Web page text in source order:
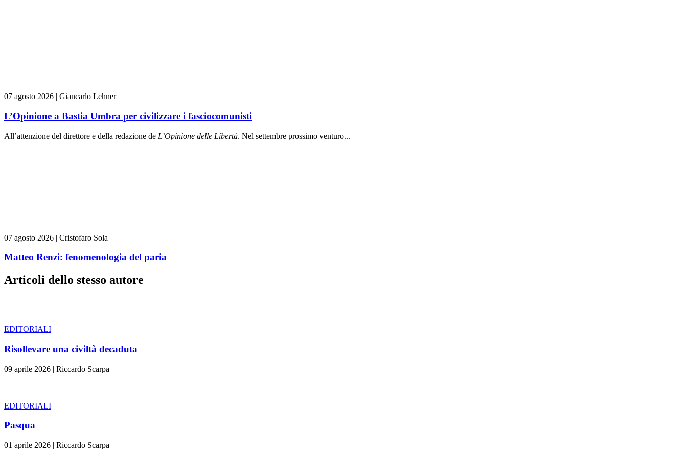
07 agosto 2026 | Giancarlo Lehner
L’Opinione a Bastia Umbra per civilizzare i fasciocomunisti
All’attenzione del direttore e della redazione de L’Opinione delle Libertà. Nel settembre prossimo venturo...
07 agosto 2026 | Cristofaro Sola
Matteo Renzi: fenomenologia del paria
Articoli dello stesso autore
EDITORIALI
Risollevare una civiltà decaduta
09 aprile 2026 | Riccardo Scarpa
EDITORIALI
Pasqua
01 aprile 2026 | Riccardo Scarpa